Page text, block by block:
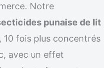
Notre
punaise de lit
10 fois plus concentrés
avec un effet